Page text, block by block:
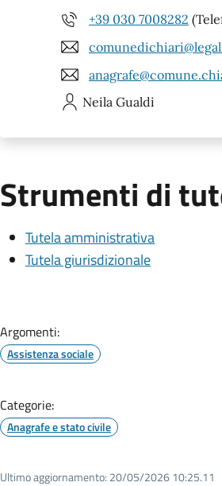
+39 030 7008282
Neila Gualdi
Strumenti di
Tutela amministrativa
Tutela giurisdizionale
Argomenti:
Assistenza sociale
Categorie:
Anagrafe e stato civile
Ultimo aggiornamento: 20/05/2026 10:25.11